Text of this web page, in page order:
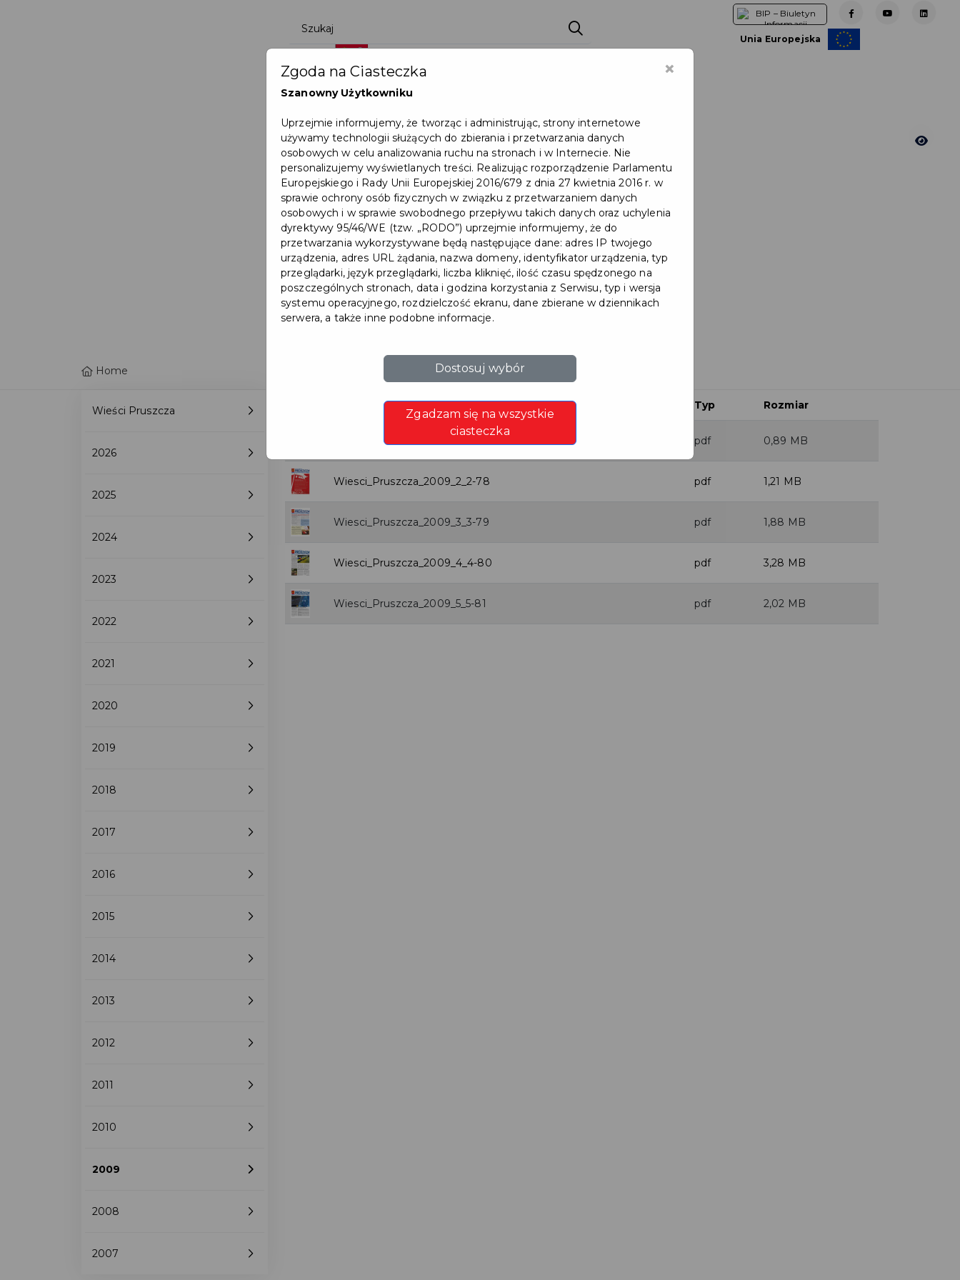
Unia Europejska
Fundusze Partycypacja Społeczna
Programy Czyste miasto
Zainwestuj w Pruszczu
Inwestycje w Pruszczu Mapa Miasta
Załatw sprawę Zamówienia publiczne
Ochrona ludności
Home
Wieści Pruszcza
2026
2025
2024
2023
2022
2021
2020
2019
2018
2017
2016
2015
2014
2013
2012
2011
2010
2009
2008
2007
Nazwa pliku Typ Rozmiar
Wiesci_Pruszcza_2009_1_1-77 pdf 0,89 MB
Wiesci_Pruszcza_2009_2_2-78 pdf 1,21 MB
Wiesci_Pruszcza_2009_3_3-79 pdf 1,88 MB
Wiesci_Pruszcza_2009_4_4-80 pdf 3,28 MB
Wiesci_Pruszcza_2009_5_5-81 pdf 2,02 MB
×
Zgoda na Ciasteczka
Szanowny Użytkowniku
Uprzejmie informujemy, że tworząc i administrując, strony internetowe
używamy technologii służących do zbierania i przetwarzania danych
osobowych w celu analizowania ruchu na stronach i w Internecie. Nie
personalizujemy wyświetlanych treści. Realizując rozporządzenie Parlamentu
Europejskiego i Rady Unii Europejskiej 2016/679 z dnia 27 kwietnia 2016 r. w
sprawie ochrony osób fizycznych w związku z przetwarzaniem danych
osobowych i w sprawie swobodnego przepływu takich danych oraz uchylenia
dyrektywy 95/46/WE (tzw. „RODO”) uprzejmie informujemy, że do
przetwarzania wykorzystywane będą następujące dane: adres IP twojego
urządzenia, adres URL żądania, nazwa domeny, identyfikator urządzenia, typ
przeglądarki, język przeglądarki, liczba kliknięć, ilość czasu spędzonego na
poszczególnych stronach, data i godzina korzystania z Serwisu, typ i wersja
systemu operacyjnego, rozdzielczość ekranu, dane zbierane w dziennikach
serwera, a także inne podobne informacje.
Dostosuj wybór
Zgadzam się na wszystkie
ciasteczka